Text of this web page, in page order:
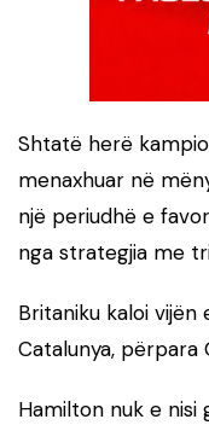
Shtatë herë
menaxhuar në
një periudhë e
nga strategjia me
Britaniku kaloi
Catalunya, përpara
Hamilton nuk e nisi